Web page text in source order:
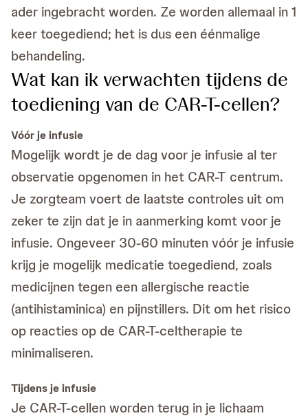
ader ingebracht worden. Ze worden allemaal in 1
keer toegediend; het is dus een éénmalige
behandeling.
Wat kan ik verwachten tijdens de
toediening van de CAR-T-cellen?
Vóór je infusie
Mogelijk wordt je de dag voor je infusie al ter
observatie opgenomen in het CAR-T centrum.
Je zorgteam voert de laatste controles uit om
zeker te zijn dat je in aanmerking komt voor je
infusie. Ongeveer 30-60 minuten vóór je infusie
krijg je mogelijk medicatie toegediend, zoals
medicijnen tegen een allergische reactie
(antihistaminica) en pijnstillers. Dit om het risico
op reacties op de CAR-T-celtherapie te
minimaliseren.
Tijdens je infusie
Je CAR-T-cellen worden terug in je lichaam